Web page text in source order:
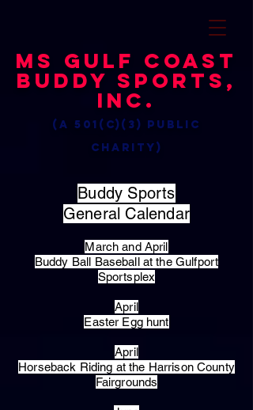
MS Gulf Coast
Buddy Sports,
Inc.
(a 501(c)(3) public
charity)
Buddy Sports
General Calendar
March and April
Buddy Ball Baseball at the Gulfport
Sportsplex
April
Easter Egg hunt
April
Horseback Riding at the Harrison County
Fairgrounds